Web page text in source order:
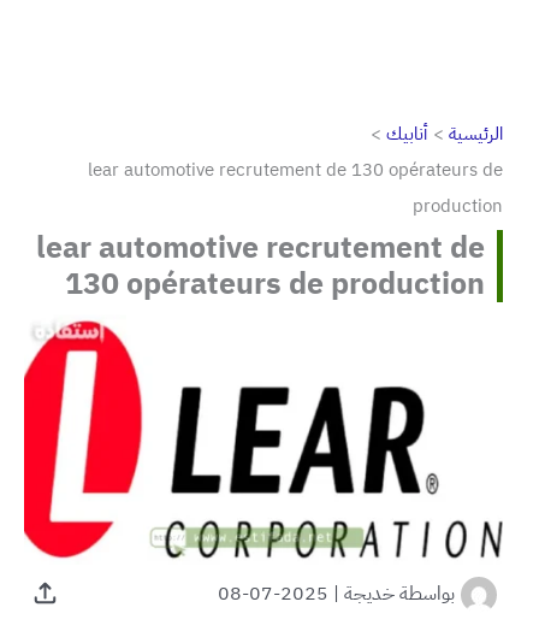
الرئيسية
أنابيك
lear automotive recrutement de 130 opérateurs de
production
lear automotive recrutement de
130 opérateurs de production
بواسطةخديجة |
2025-07-08